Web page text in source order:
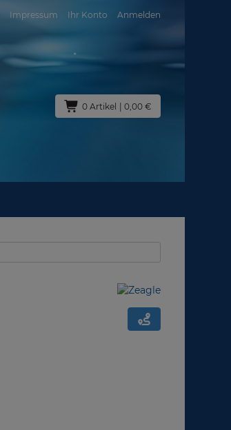
Impressum Ihr Konto Anmelden
0 Artikel | 0,00 €